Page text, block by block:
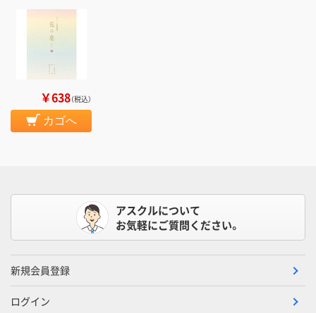
￥638（税込）
カゴへ
アスクルについて
お気軽にご質問ください。
新規会員登録
ログイン